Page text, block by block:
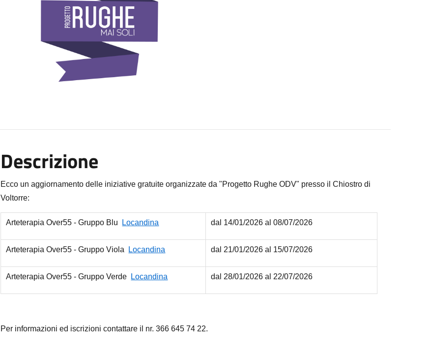
Descrizione
Ecco un aggiornamento delle iniziative gratuite organizzate da "Progetto Rughe ODV" presso il Chiostro di
Voltorre:
Arteterapia Over55 - Gruppo Blu Locandina dal 14/01/2026 al 08/07/2026
Arteterapia Over55 - Gruppo Viola Locandina dal 21/01/2026 al 15/07/2026
Arteterapia Over55 - Gruppo Verde Locandina dal 28/01/2026 al 22/07/2026
Per informazioni ed iscrizioni contattare il nr. 366 645 74 22.